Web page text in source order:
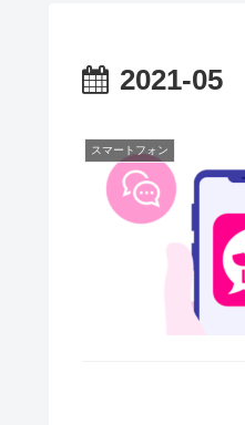
2021-05
スマートフォン